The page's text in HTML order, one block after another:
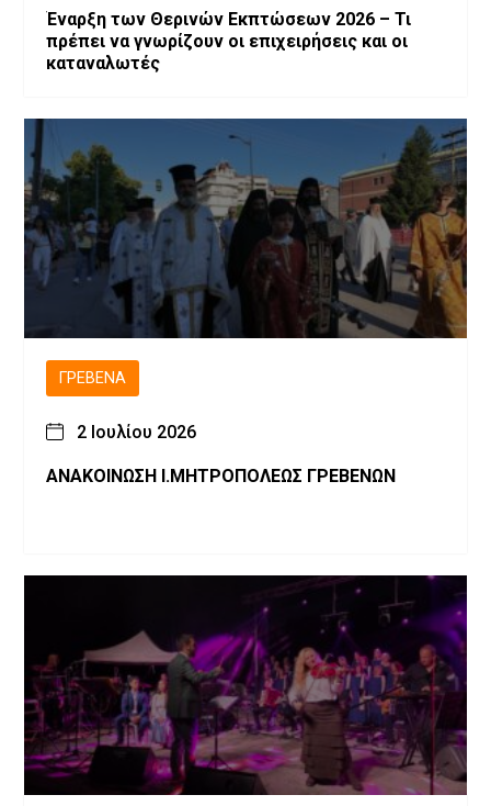
Έναρξη των Θερινών Εκπτώσεων 2026 – Τι
πρέπει να γνωρίζουν οι επιχειρήσεις και οι
καταναλωτές
ΓΡΕΒΕΝΆ
2 Ιουλίου 2026
ΑΝΑΚΟΙΝΩΣΗ Ι.ΜΗΤΡΟΠΟΛΕΩΣ ΓΡΕΒΕΝΩΝ